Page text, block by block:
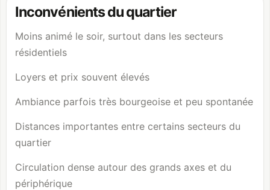
Inconvénients du quartier
Moins animé le soir, surtout dans les secteurs
résidentiels
Loyers et prix souvent élevés
Ambiance parfois très bourgeoise et peu spontanée
Distances importantes entre certains secteurs du
quartier
Circulation dense autour des grands axes et du
périphérique